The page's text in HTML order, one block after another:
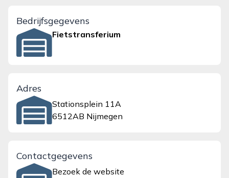
Bedrijfsgegevens
Fietstransferium
Adres
Stationsplein 11A
6512AB Nijmegen
Contactgegevens
Bezoek de website